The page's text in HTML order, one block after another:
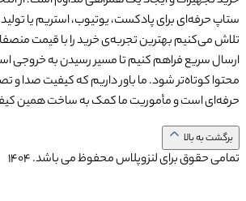
ستاپ حرفه‌ای برای پادکست، یوتیوب، استریم یا
تلاش می‌کنیم بهترین تجربه‌ی خرید را با قیمت
ارسال سریع فراهم کنیم تا مسیر رسیدن به خروجی
محتوا کوتاه‌تر شود. ما باور داریم که کیفیت صدا و
حرفه‌ای است و مأموریت ما کمک به ساخت همین
برگشت به بالا
تمامی حقوق برای لنزوپلاس محفوظ می باشد.1404